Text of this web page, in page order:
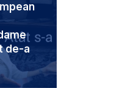
de-a